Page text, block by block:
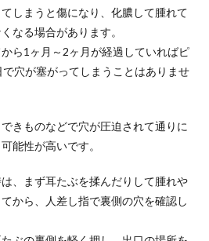
しまうと傷になり、化膿して腫れて
なる場合があります。
ら1ヶ月～2ヶ月が経過していればピ
穴が塞がってしまうことはありませ
きものなどで穴が圧迫されて通りに
能性が高いです。
、まず耳たぶを揉んだりして腫れや
から、人差し指で裏側の穴を確認し